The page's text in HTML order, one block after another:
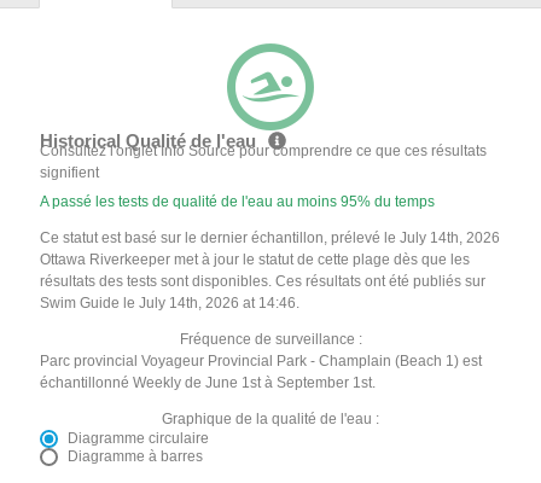
Historical Qualité de l'eau
Consultez l'onglet Info Source pour comprendre ce que ces résultats
signifient
A passé les tests de qualité de l'eau au moins 95% du temps
Ce statut est basé sur le dernier échantillon, prélevé le July 14th, 2026
Ottawa Riverkeeper met à jour le statut de cette plage dès que les
résultats des tests sont disponibles. Ces résultats ont été publiés sur
Swim Guide le July 14th, 2026 at 14:46.
Fréquence de surveillance :
Parc provincial Voyageur Provincial Park - Champlain (Beach 1) est
échantillonné Weekly de June 1st à September 1st.
Graphique de la qualité de l'eau :
Diagramme circulaire
Diagramme à barres